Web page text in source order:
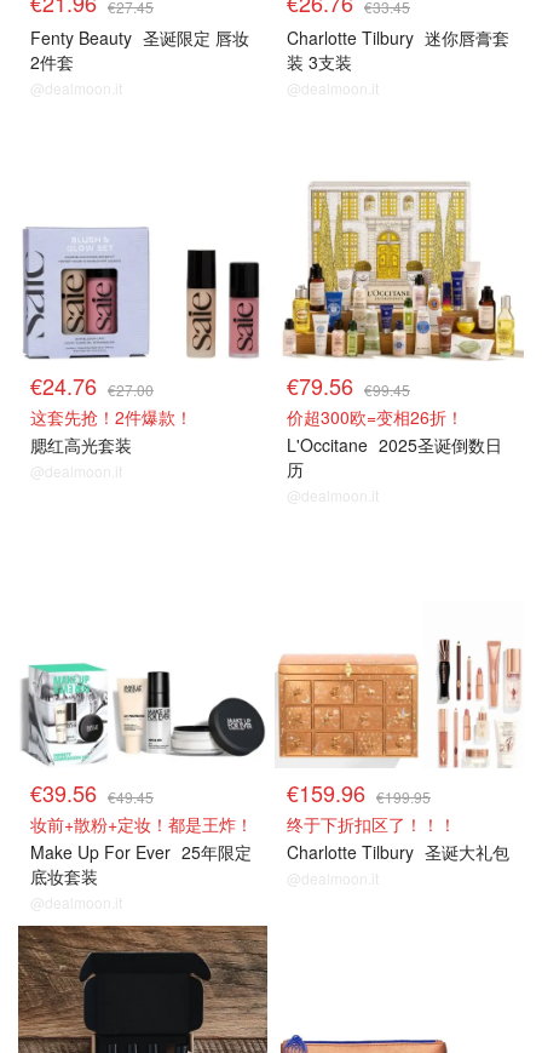
€27.45
Fenty Beauty 圣诞限定 唇妆
2件套
@dealmoon.it
€33.45
Charlotte Tilbury 迷你唇膏套
装 3支装
@dealmoon.it
€24.76 €27.00
这套先抢！2件爆款！
腮红高光套装
@dealmoon.it
€79.56 €99.45
价超300欧=变相26折！
L'Occitane 2025圣诞倒数日
历
@dealmoon.it
€39.56 €49.45
妆前+散粉+定妆！都是王炸！
Make Up For Ever 25年限定
底妆套装
@dealmoon.it
€159.96 €199.95
终于下折扣区了！！！
Charlotte Tilbury 圣诞大礼包
@dealmoon.it
8折解禁